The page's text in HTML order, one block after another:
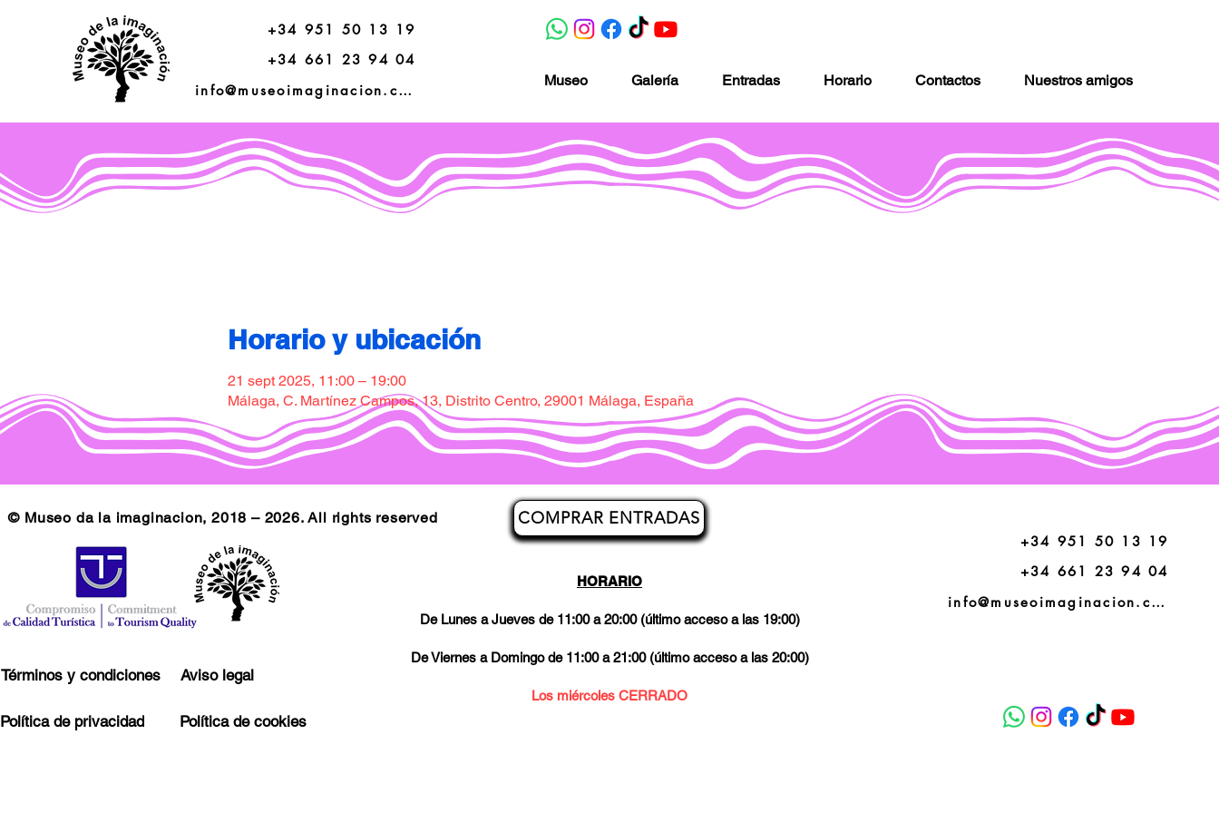
+34 951 50 13 19
+34 661 23 94 04
info@museoimaginacion.com
Museo Galería Entradas Horario Contactos Nuestros amigos
Horario y ubicación
21 sept 2025, 11:00 – 19:00
Málaga, C. Martínez Campos, 13, Distrito Centro, 29001 Málaga, España
HORARIO
De Lunes a Jueves de 11:00 a 20:00 (último acceso a las 19:00)
De Viernes a Domingo de 11:00 a 21:00 (último acceso a las 20:00)
Los miércoles CERRADO
COMPRAR ENTRADAS
© Museo da la imaginacion, 2018 – 2026. All rights reserved
Términos y condiciones
Política de privacidad
Aviso legal
Política de cookies
+34 951 50 13 19
+34 661 23 94 04
info@museoimaginacion.com